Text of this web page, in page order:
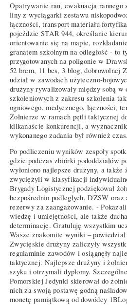
Opatrywanie ran, ewakuacja
liny z wyciągarki zestawu
łączności, transport materiału
pojeździe STAR 944, określanie
orientowanie się na mapie,
granatem szkolnym na odległość - to
przygotowanych na poligonie w
52 brem, 11 bes, 3 blog, dobrowolnej
udział w zawodach użyteczno-
drużyny rywalizowały między sobą w
szkoleniowych z zakresu szkolenia
ogniowego, medycznego, łączności,
Żołnierze w ramach pętli taktycznej
kilkanaście konkurencji, a
wykonanego zadania był również czas.
Po podliczeniu wyników zespoły
gdzie podczas zbiórki pododdziałów
wyłoniono najlepsze drużyny, a także
zwyciężyli w klasyfikacji
Brygady Logistycznej podziękował
bezpośrednio podległych, DZSW
rezerwy za zaangażowanie. -
wiedzę i umiejętności, ale także
determinację. Gratuluję wszystkim
Wasze znakomite wyniki –
Zwycięskie drużyny zaliczyły
regulaminie zawodów i osiągnęły
taktycznej. Najlepsze drużyny i
szyku i otrzymali dyplomy.
Pomorskiej Jedynki skierował do
nich za swoją postawę godną
monetę pamiątkową od dowódcy